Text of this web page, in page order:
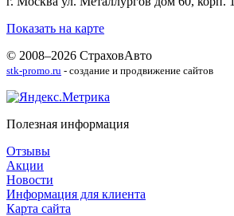
Показать на карте
© 2008–2026 СтраховАвто
stk-promo.ru - создание и продвижение сайтов
Полезная информация
Отзывы
Акции
Новости
Информация для клиента
Карта сайта